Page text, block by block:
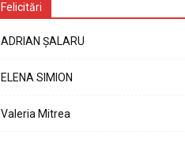
Felicitări
ADRIAN ȘALARU
ELENA SIMION
Valeria Mitrea